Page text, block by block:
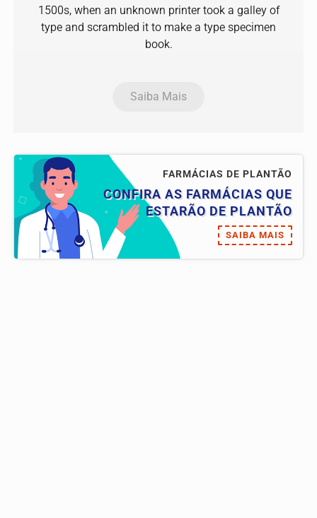
1500s, when an unknown printer took a galley of
type and scrambled it to make a type specimen
book.
Saiba Mais
FARMÁCIAS DE PLANTÃO
CONFIRA AS FARMÁCIAS QUE
ESTARÃO DE PLANTÃO
SAIBA MAIS